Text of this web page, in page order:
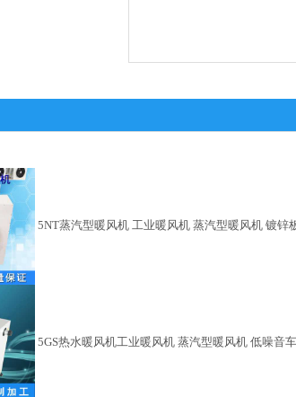
5NT蒸汽型暖风机 工业暖风机 蒸汽型暖风机 镀锌
5GS热水暖风机工业暖风机 蒸汽型暖风机 低噪音